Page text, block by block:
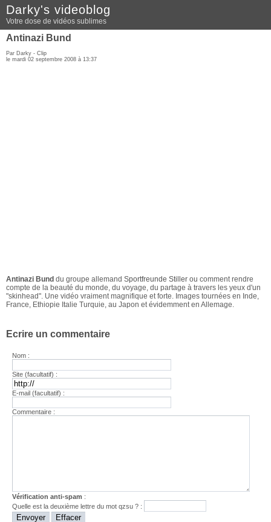
Darky's videoblog
Votre dose de vidéos sublimes
Antinazi Bund
Par Darky - Clip
le mardi 02 septembre 2008 à 13:37
Antinazi Bund du groupe allemand Sportfreunde Stiller ou comment rendre
compte de la beauté du monde, du voyage, du partage à travers les yeux d'un
"skinhead". Une vidéo vraiment magnifique et forte. Images tournées en Inde,
France, Ethiopie Italie Turquie, au Japon et évidemment en Allemage.
Ecrire un commentaire
Nom :
Site (facultatif) :
E-mail (facultatif) :
Commentaire :
Vérification anti-spam :
Quelle est ladeuxième lettre du motqzsu ? :